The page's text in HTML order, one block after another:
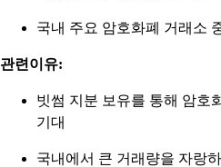
국내 주요 암호화폐 거래소
관련이유:
빗썸 지분 보유를 통해 암호
기대
국내에서 큰 거래량을 자랑